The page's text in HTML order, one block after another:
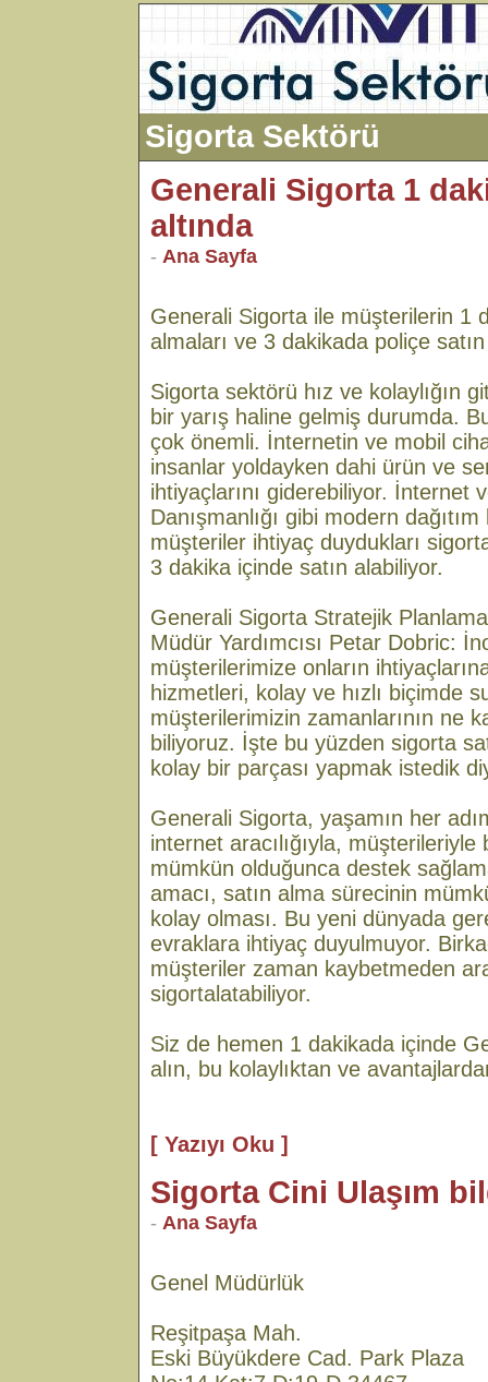
Sigorta Sektörü
Generali Sigorta 1
altında
- Ana Sayfa
Generali Sigorta ile müşterilerin 1
almaları ve 3 dakikada poliçe
Sigorta sektörü hız ve kolaylığın
bir yarış haline gelmiş durumda.
çok önemli. İnternetin ve mobil
insanlar yoldayken dahi ürün ve
ihtiyaçlarını giderebiliyor. İnternet
Danışmanlığı gibi modern
müşteriler ihtiyaç duydukları
3 dakika içinde satın alabiliyor.
Generali Sigorta Stratejik
Müdür Yardımcısı Petar Dobric:
müşterilerimize onların
hizmetleri, kolay ve hızlı biçimde
müşterilerimizin zamanlarının ne
biliyoruz. İşte bu yüzden sigorta
kolay bir parçası yapmak istedik
Generali Sigorta, yaşamın her
internet aracılığıyla,
mümkün olduğunca destek
amacı, satın alma sürecinin
kolay olması. Bu yeni dünyada
evraklara ihtiyaç duyulmuyor.
müşteriler zaman kaybetmeden
sigortalatabiliyor.
Siz de hemen 1 dakikada içinde
alın, bu kolaylıktan ve
[ Yazıyı Oku ]
Sigorta Cini Ulaşım
- Ana Sayfa
Genel Müdürlük
Reşitpaşa Mah.
Eski Büyükdere Cad. Park Plaza